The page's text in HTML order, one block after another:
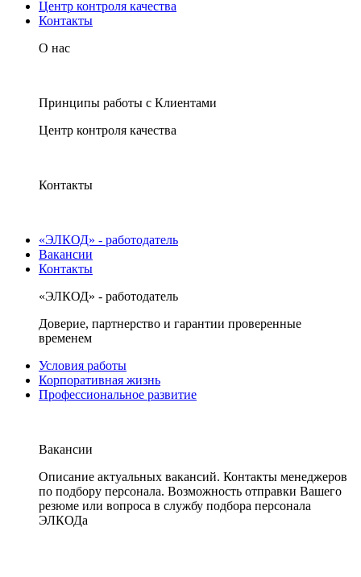
Центр контроля качества
Контакты
О нас
Принципы работы с Клиентами
Центр контроля качества
Контакты
«ЭЛКОД» - работодатель
Вакансии
Контакты
«ЭЛКОД» - работодатель
Доверие, партнерство и гарантии проверенные
временем
Условия работы
Корпоративная жизнь
Профессиональное развитие
Вакансии
Описание актуальных вакансий. Контакты менеджеров
по подбору персонала. Возможность отправки Вашего
резюме или вопроса в службу подбора персонала
ЭЛКОДа